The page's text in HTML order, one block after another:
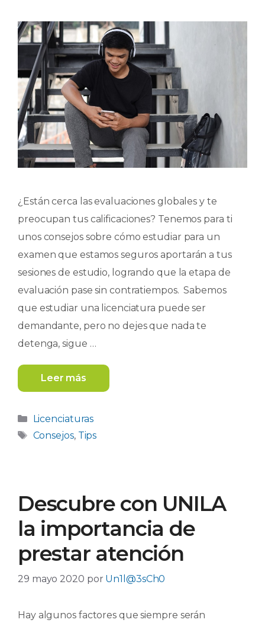
¿Están cerca las evaluaciones globales y te
preocupan tus calificaciones? Tenemos para ti
unos consejos sobre cómo estudiar para un
examen que estamos seguros aportarán a tus
sesiones de estudio, logrando que la etapa de
evaluación pase sin contratiempos. Sabemos
que estudiar una licenciatura puede ser
demandante, pero no dejes que nada te
detenga, sigue …
Leer más
Categorías
Licenciaturas
Etiquetas
Consejos, Tips
Descubre con UNILA
la importancia de
prestar atención
29 mayo 2020 por Un1l@3sCh0
Hay algunos factores que siempre serán